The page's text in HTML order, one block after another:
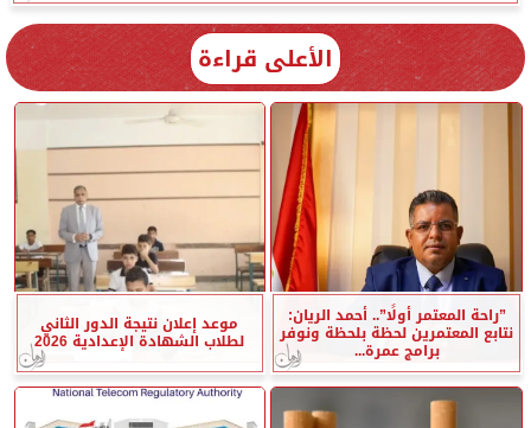
الأعلى قراءة
”راحة المعتمر أولًا”.. أحمد الريان:
نتابع المعتمرين لحظة بلحظة ونوفر
برامج عمرة...
موعد إعلان نتيجة الدور الثاني
لطلاب الشهادة الإعدادية 2026